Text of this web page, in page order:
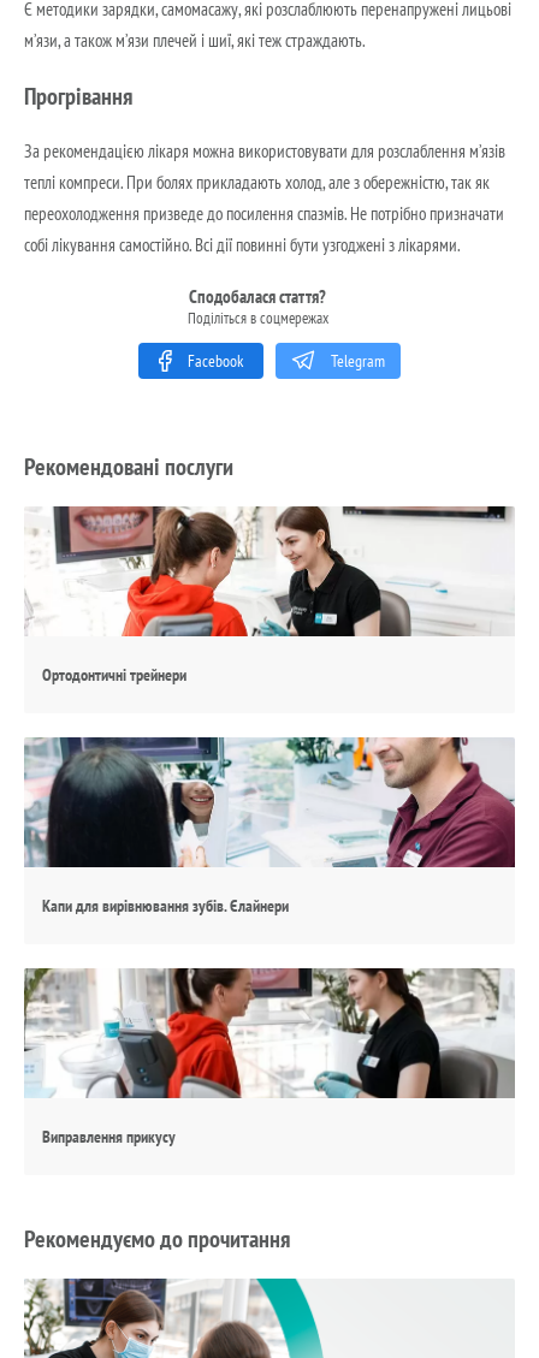
Є методики зарядки, самомасажу, які розслаблюють перенапружені лицьові
м’язи, а також м’язи плечей і шиї, які теж страждають.
Прогрівання
За рекомендацією лікаря можна використовувати для розслаблення м’язів
теплі компреси. При болях прикладають холод, але з обережністю, так як
переохолодження призведе до посилення спазмів. Не потрібно призначати
собі лікування самостійно. Всі дії повинні бути узгоджені з лікарями.
Сподобалася стаття?
Поділіться в соцмережах
Facebook Telegram
Рекомендовані послуги
Ортодонтичні трейнери
Капи для вирівнювання зубів. Єлайнери
Виправлення прикусу
Рекомендуємо до прочитання